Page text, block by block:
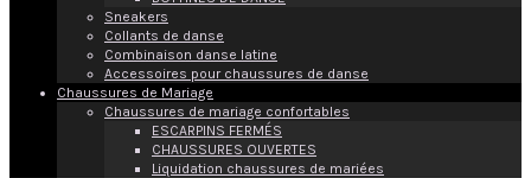
Sneakers
Collants de danse
Combinaison danse latine
Accessoires pour chaussures de danse
Chaussures de Mariage
Chaussures de mariage confortables
ESCARPINS FERMÉS
CHAUSSURES OUVERTES
Liquidation chaussures de mariées